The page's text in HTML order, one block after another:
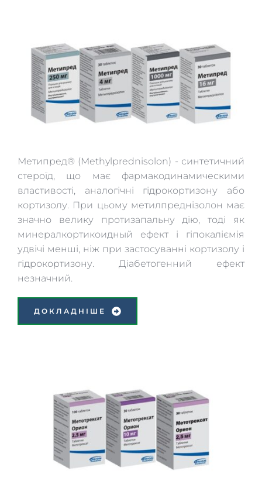
Метипред® (Methylprednisolon) - синтетичний
стероїд, що має фармакодинамическими
властивості, аналогічні гідрокортизону або
кортизолу. При цьому метилпреднізолон має
значно велику протизапальну дію, тоді як
минералкортикоидный ефект і гіпокаліємія
удвічі менші, ніж при застосуванні кортизолу і
гідрокортизону. Діабетогенний ефект
незначний.
ДОКЛАДНІШЕ